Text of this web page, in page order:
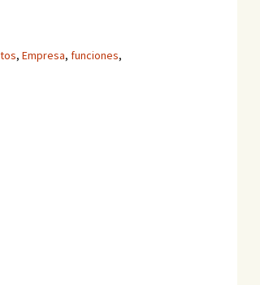
, Empresa, funciones,